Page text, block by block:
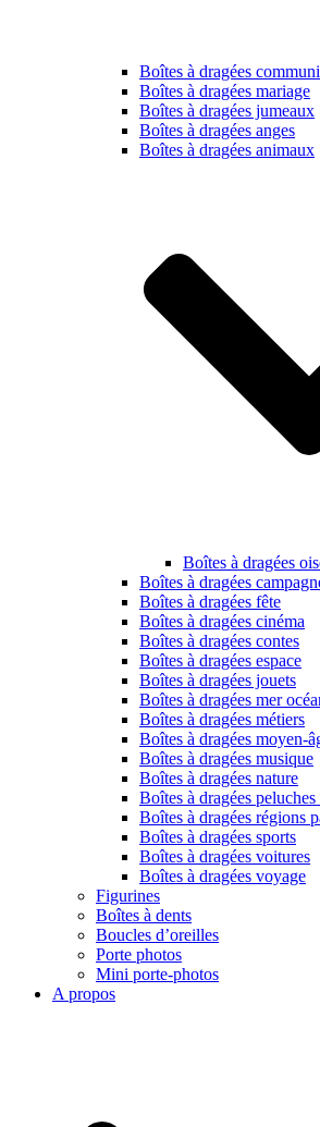
Boîtes à dragées
Boîtes à dragées mariage
Boîtes à dragées jumeaux
Boîtes à dragées anges
Boîtes à dragées animaux
Boîtes à dragées
Boîtes à dragées
Boîtes à dragées fête
Boîtes à dragées cinéma
Boîtes à dragées contes
Boîtes à dragées espace
Boîtes à dragées jouets
Boîtes à dragées mer
Boîtes à dragées métiers
Boîtes à dragées moyen-
Boîtes à dragées musique
Boîtes à dragées nature
Boîtes à dragées
Boîtes à dragées régions
Boîtes à dragées sports
Boîtes à dragées voitures
Boîtes à dragées voyage
Figurines
Boîtes à dents
Boucles d’oreilles
Porte photos
Mini porte-photos
A propos